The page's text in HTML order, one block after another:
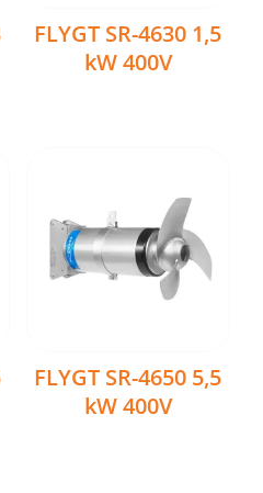
FLYGT SR-4630 1,5
kW 400V
FLYGT SR-4650 5,5
kW 400V